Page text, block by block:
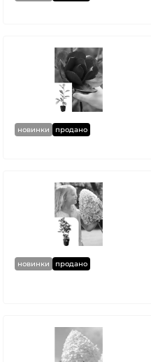
новинки продано
новинки продано